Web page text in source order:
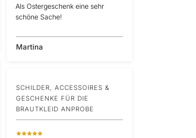
Als Ostergeschenk eine sehr
schöne Sache!
Martina
SCHILDER, ACCESSOIRES &
GESCHENKE FÜR DIE
BRAUTKLEID ANPROBE